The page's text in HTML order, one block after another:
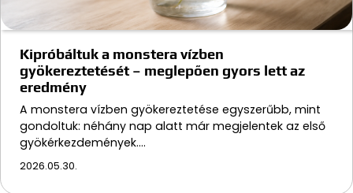
Kipróbáltuk a monstera vízben
gyökereztetését – meglepően gyors lett az
eredmény
A monstera vízben gyökereztetése egyszerűbb, mint
gondoltuk: néhány nap alatt már megjelentek az első
gyökérkezdemények.…
2026.05.30.